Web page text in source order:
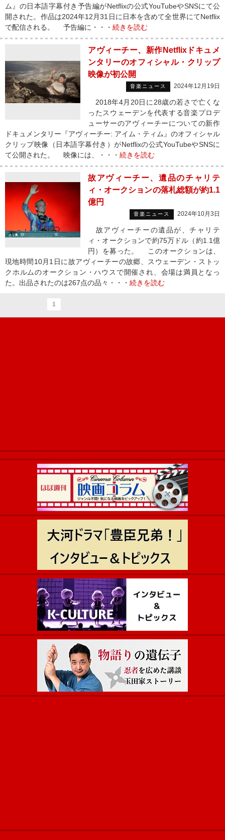
ム』の日本語字幕付き予告編がNetflixの公式YouTubeやSNSにて公
開された。作品は2024年12月31日に日本を含めて全世界にてNetflix
で配信される。 予告編に・・・ 続きを読む
アヴィーチー、新作Netflixドキュメ
ンタリーのオフィシャル・クリップ
映像が初公開
音楽ニュース 2024年12月19日
2018年4月20日に28歳の若さで亡くな
ったスウェーデンを代表する音楽プロデ
ューサーのアヴィーチーについての新作
ドキュメンタリー『アヴィーチー: アイム・ティム』のオフィシャル
クリップ映像（日本語字幕付き）がNetflixの公式YouTubeやSNSに
て公開された。 映像には、・・・ 続きを読む
故アヴィーチー、遺品のチャリテ
ィ・オークションの落札総額が約1.1
億円
音楽ニュース 2024年10月3日
故アヴィーチーの遺品が、チャリテ
ィ・オークションで約75万ドル（約1.1億
円）を募った。 このオークションは、
現地時間10月1日に故アヴィーチーの故郷、スウェーデン・ストッ
クホルムのオークション・ハウスで開催され、会場は満員となっ
た。出品されたのは267点の品々・・・ 続きを読む
1